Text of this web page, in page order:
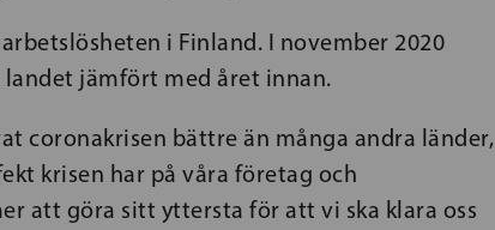
i Finland. I november 2020
landet jämfört med året innan.
coronakrisen bättre än många andra länder,
krisen har på våra företag och
att göra sitt yttersta för att vi ska klara oss